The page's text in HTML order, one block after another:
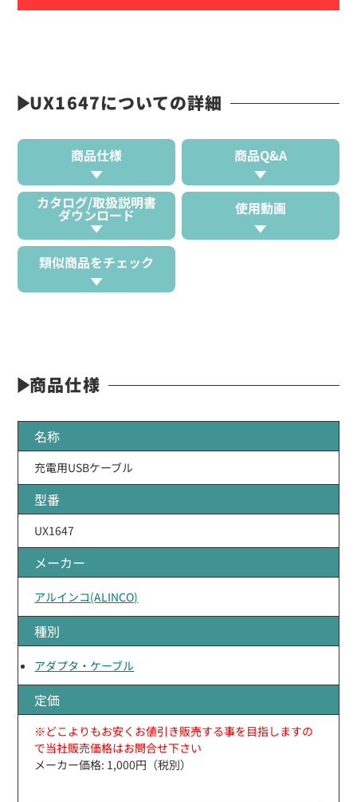
UX1647についての詳細
商品仕様 商品Q&A
カタログ/取扱説明書
ダウンロード 使用動画
類似商品をチェック
商品仕様
名称
充電用USBケーブル
型番
UX1647
メーカー
アルインコ(ALINCO)
種別
アダプタ・ケーブル
定価
※どこよりもお安くお値引き販売する事を目指しますの
で当社販売価格はお問合せ下さい
メーカー価格: 1,000円（税別）